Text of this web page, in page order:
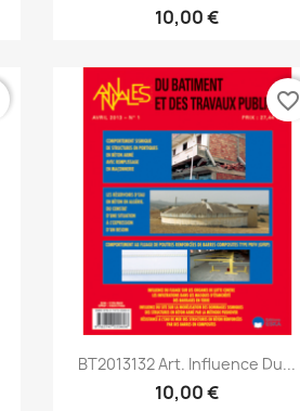
10,00 €
Aperçu rapide
BT2013132 Art. Influence Du...
10,00 €
favorite_border